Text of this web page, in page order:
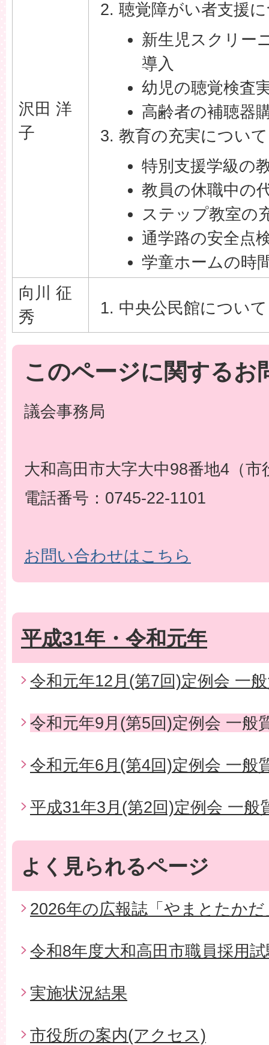
沢田 洋
子
聴覚障がい者支援
新生児スクリー
導入
幼児の聴覚検査
高齢者の補聴器
教育の充実について
特別支援学級の
教員の休職中の
ステップ教室の
通学路の安全点
学童ホームの時
向川 征
秀
中央公民館について
このページに関するお
議会事務局
大和高田市大字大中98番地4（市
電話番号：0745-22-1101
お問い合わせはこちら
平成31年・令和元年
令和元年12月(第7回)定例会 一
令和元年9月(第5回)定例会 一般
令和元年6月(第4回)定例会 一般
平成31年3月(第2回)定例会 一般
よく見られるページ
2026年の広報誌「やまとたかだ
令和8年度大和高田市職員採用
実施状況結果
市役所の案内(アクセス)